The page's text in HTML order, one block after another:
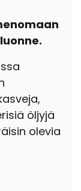
öljyjä
olevia